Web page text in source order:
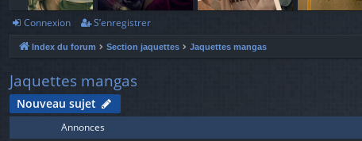
Connexion S’enregistrer
Index du forum Section jaquettes Jaquettes mangas
Jaquettes mangas
Nouveau sujet
Annonces